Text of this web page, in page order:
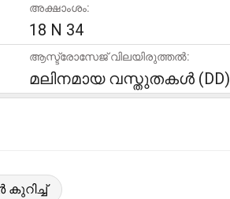
അക്ഷാംശം:
18 N 34
ആസ്ട്രോസേജ് വിലയിരുത്തൽ:
മലിനമായ വസ്തുതകൾ (DD)